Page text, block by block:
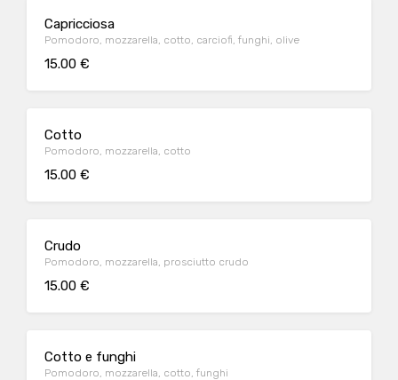
Capricciosa
Pomodoro, mozzarella, cotto, carciofi, funghi, olive
15.00 €
Cotto
Pomodoro, mozzarella, cotto
15.00 €
Crudo
Pomodoro, mozzarella, prosciutto crudo
15.00 €
Cotto e funghi
Pomodoro, mozzarella, cotto, funghi